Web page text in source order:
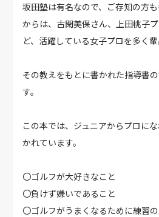
坂田塾は有名なので、ご存知の方
からは、古閑美保さん、上田桃子
ど、活躍している女子プロを多く輩
その教えをもとに書かれた指導書
す。
この本では、ジュニアからプロに
かれています。
〇ゴルフが大好きなこと
〇負けず嫌いであること
〇ゴルフがうまくなるために練習